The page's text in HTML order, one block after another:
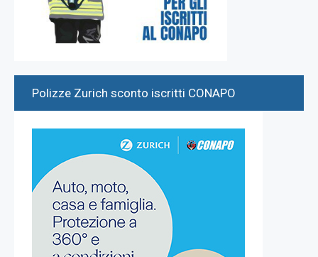
Polizze Zurich sconto iscritti CONAPO